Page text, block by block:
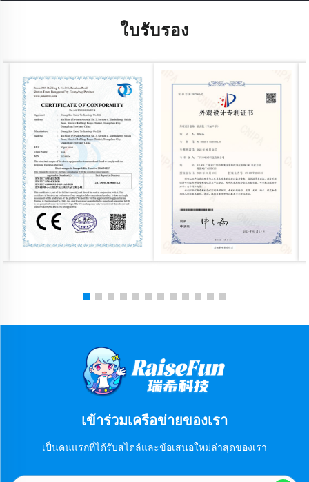
ใบรับรอง
เข้าร่วมเครือข่ายของเรา
เป็นคนแรกที่ได้รับสไตล์และข้อเสนอใหม่ล่าสุดของเรา